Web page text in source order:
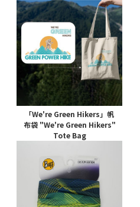
「We're Green Hikers」帆
布袋 "We're Green Hikers"
Tote Bag